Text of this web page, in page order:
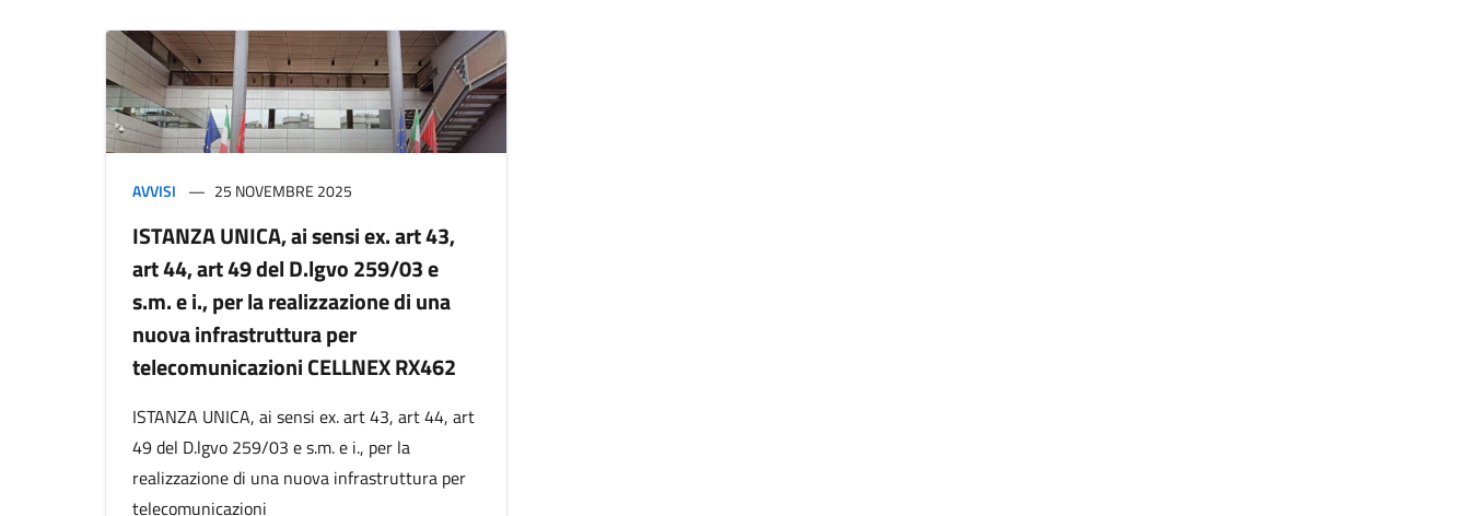
AVVISI 25 NOVEMBRE 2025
ISTANZA UNICA, ai sensi ex. art 43,
art 44, art 49 del D.lgvo 259/03 e
s.m. e i., per la realizzazione di una
nuova infrastruttura per
telecomunicazioni CELLNEX RX462
ISTANZA UNICA, ai sensi ex. art 43, art 44, art
49 del D.lgvo 259/03 e s.m. e i., per la
realizzazione di una nuova infrastruttura per
telecomunicazioni